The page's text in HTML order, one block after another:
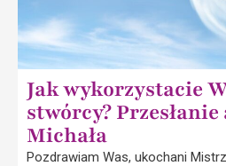
Jak wykorzystacie
stwórcy?
Michała
Pozdrawiam Was, ukochani